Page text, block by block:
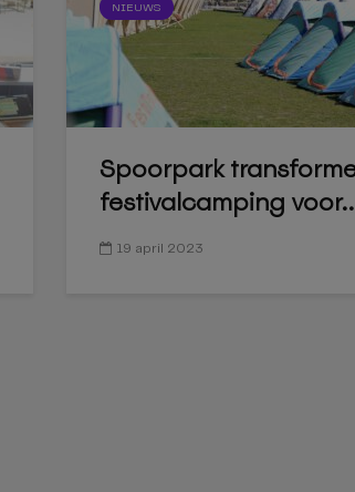
NIEUWS
Spoorpark
festivalcamping
19 april 2023